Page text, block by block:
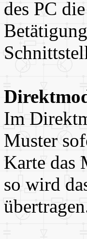
des PC
Im
Muster
Karte das
so wird